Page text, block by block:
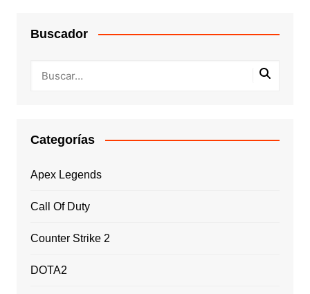
Buscador
Categorías
Apex Legends
Call Of Duty
Counter Strike 2
DOTA2